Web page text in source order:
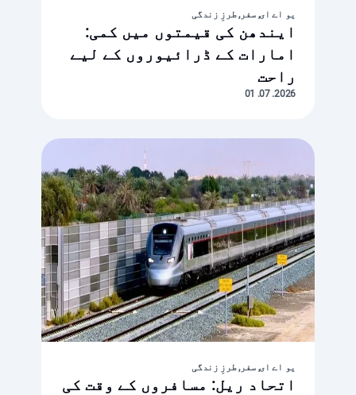
یو اے ای, سفر, طرزِ زندگی
ایندھن کی قیمتوں میں کمی:
امارات کے ڈرائیوروں کے لیے
راحت
2026. 07. 01
یو اے ای, سفر, طرزِ زندگی
اتحاد ریل: مسافروں کے وقت کی